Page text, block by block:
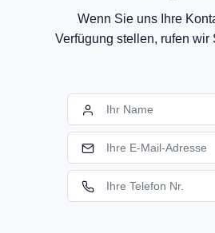
Wenn Sie uns Ihre
Verfügung stellen, rufen wir